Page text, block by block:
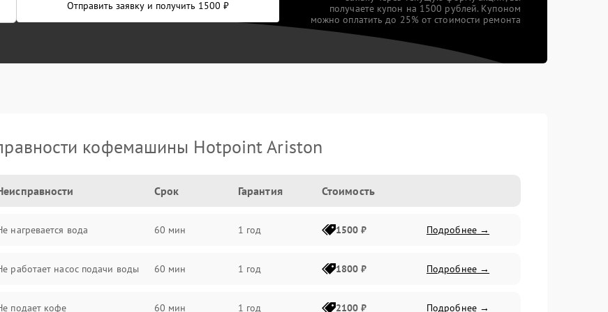
Отправить заявку и получить 1500 ₽
получаете купон на 1500 рублей. Купоном
можно оплатить до 25% от стоимости ремонта
кофемашины Hotpoint Ariston
Срок Гарантия Стоимость
нагревается вода 60 мин 1 год 1500 ₽ Подробнее →
работает насос подачи воды 60 мин 1 год 1800 ₽ Подробнее →
подает кофе 60 мин 1 год 2100 ₽ Подробнее →